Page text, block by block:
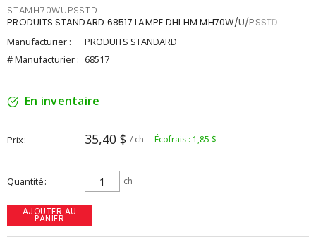
STAMH70WUPSSTD
PRODUITS STANDARD 68517 LAMPE DHI HM MH70W/U/PSSTD
Manufacturier :
PRODUITS STANDARD
# Manufacturier : 68517
En inventaire
Prix 35,40 $ / ch Écofrais : 1,85 $
Quantité ch
AJOUTER AU
PANIER